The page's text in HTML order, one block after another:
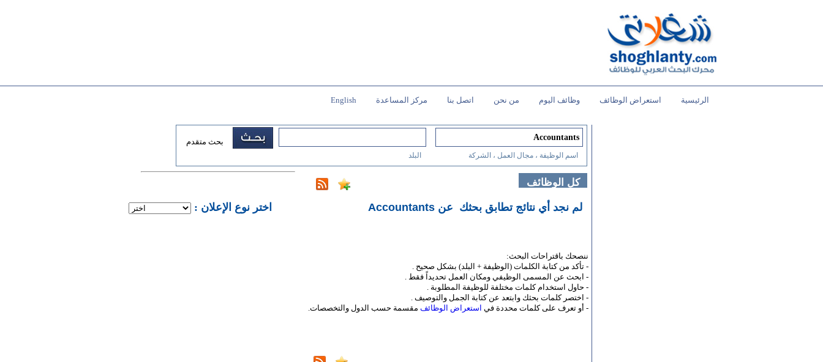
الرئيسية استعراض الوظائف وظائف اليوم من نحن اتصل بنا مركز المساعدة English
اسم الوظيفة ، مجال العمل ، الشركة البلد
بحث متقدم
كل الوظائف
: اختر نوع الإعلان لم نجد أي نتائج تطابق بحثك عن Accountants
ننصحك باقتراحات البحث:
- تأكد من كتابة الكلمات (الوظيفة + البلد) بشكل صحيح .
- ابحث عن المسمى الوظيفي ومكان العمل تحديداً فقط .
- حاول استخدام كلمات مختلفة للوظيفة المطلوبة .
- اختصر كلمات بحثك وابتعد عن كتابة الجمل والتوصيف .
- أو تعرف على كلمات محددة في استعراض الوظائفمقسمة حسب الدول والتخصصات.